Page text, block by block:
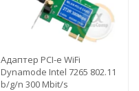
Адаптер PCI-e WiFi
Dynamode Intel 7265 802.11
b/g/n 300 Mbit/s